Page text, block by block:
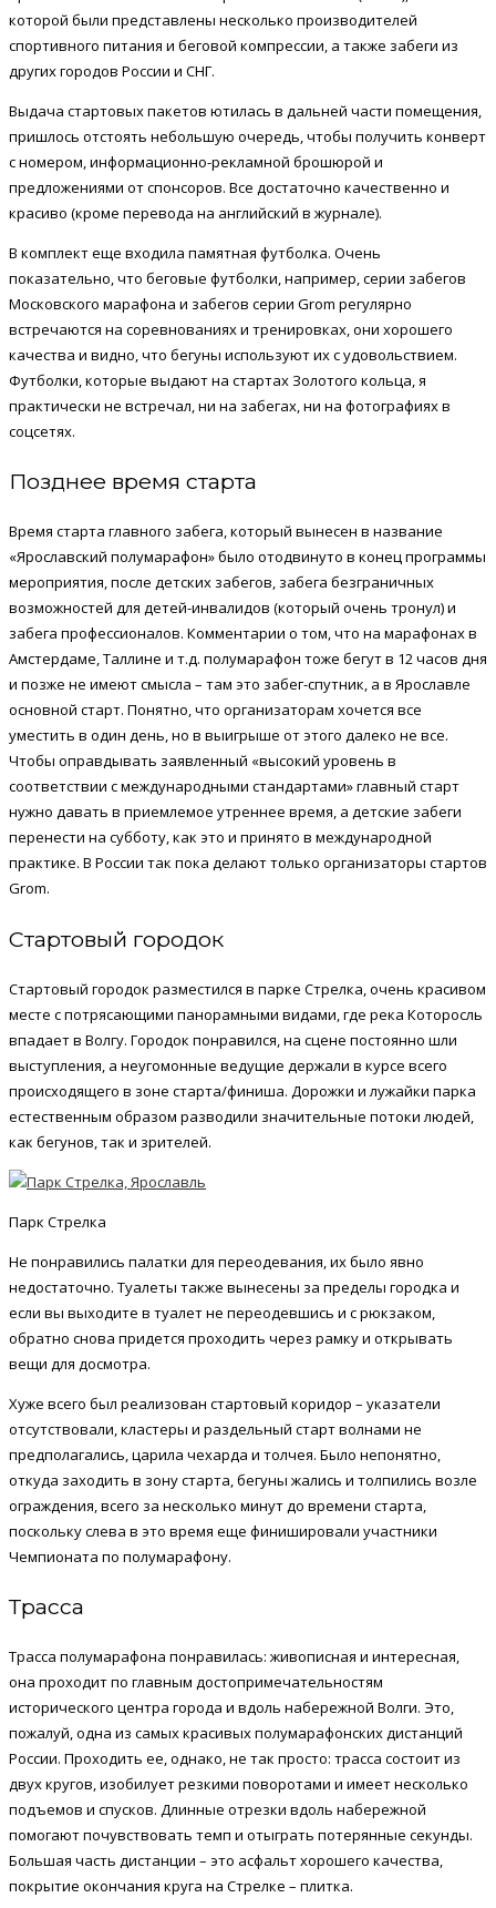
которой были представлены несколько производителей
спортивного питания и беговой компрессии, а также забеги из
других городов России и СНГ.
Выдача стартовых пакетов ютилась в дальней части помещения,
пришлось отстоять небольшую очередь, чтобы получить конверт
с номером, информационно-рекламной брошюрой и
предложениями от спонсоров. Все достаточно качественно и
красиво (кроме перевода на английский в журнале).
В комплект еще входила памятная футболка. Очень
показательно, что беговые футболки, например, серии забегов
Московского марафона и забегов серии Grom регулярно
встречаются на соревнованиях и тренировках, они хорошего
качества и видно, что бегуны используют их с удовольствием.
Футболки, которые выдают на стартах Золотого кольца, я
практически не встречал, ни на забегах, ни на фотографиях в
соцсетях.
Позднее время старта
Время старта главного забега, который вынесен в название
«Ярославский полумарафон» было отодвинуто в конец программы
мероприятия, после детских забегов, забега безграничных
возможностей для детей-инвалидов (который очень тронул) и
забега профессионалов. Комментарии о том, что на марафонах в
Амстердаме, Таллине и т.д. полумарафон тоже бегут в 12 часов дня
и позже не имеют смысла – там это забег-спутник, а в Ярославле
основной старт. Понятно, что организаторам хочется все
уместить в один день, но в выигрыше от этого далеко не все.
Чтобы оправдывать заявленный «высокий уровень в
соответствии с международными стандартами» главный старт
нужно давать в приемлемое утреннее время, а детские забеги
перенести на субботу, как это и принято в международной
практике. В России так пока делают только организаторы стартов
Grom.
Стартовый городок
Стартовый городок разместился в парке Стрелка, очень красивом
месте с потрясающими панорамными видами, где река Которосль
впадает в Волгу. Городок понравился, на сцене постоянно шли
выступления, а неугомонные ведущие держали в курсе всего
происходящего в зоне старта/финиша. Дорожки и лужайки парка
естественным образом разводили значительные потоки людей,
как бегунов, так и зрителей.
Парк Стрелка
Не понравились палатки для переодевания, их было явно
недостаточно. Туалеты также вынесены за пределы городка и
если вы выходите в туалет не переодевшись и с рюкзаком,
обратно снова придется проходить через рамку и открывать
вещи для досмотра.
Хуже всего был реализован стартовый коридор – указатели
отсутствовали, кластеры и раздельный старт волнами не
предполагались, царила чехарда и толчея. Было непонятно,
откуда заходить в зону старта, бегуны жались и толпились возле
ограждения, всего за несколько минут до времени старта,
поскольку слева в это время еще финишировали участники
Чемпионата по полумарафону.
Трасса
Трасса полумарафона понравилась: живописная и интересная,
она проходит по главным достопримечательностям
исторического центра города и вдоль набережной Волги. Это,
пожалуй, одна из самых красивых полумарафонских дистанций
России. Проходить ее, однако, не так просто: трасса состоит из
двух кругов, изобилует резкими поворотами и имеет несколько
подъемов и спусков. Длинные отрезки вдоль набережной
помогают почувствовать темп и отыграть потерянные секунды.
Большая часть дистанции – это асфальт хорошего качества,
покрытие окончания круга на Стрелке – плитка.